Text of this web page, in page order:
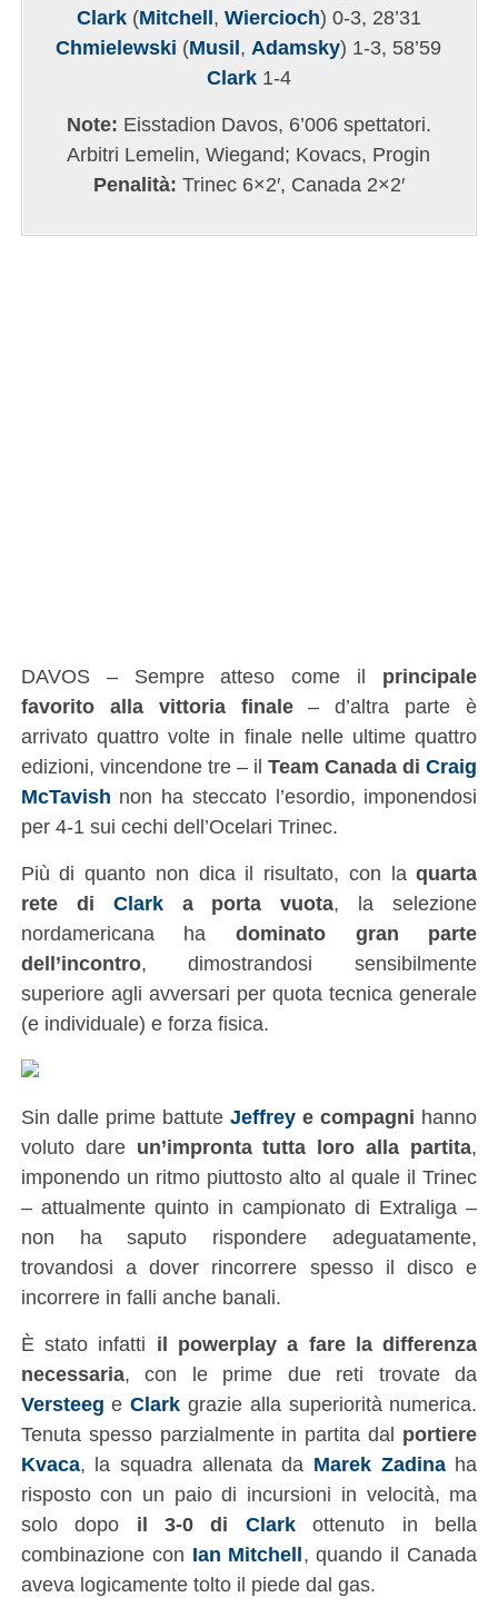
Clark(Mitchell, Wiercioch) 0-3, 28’31
Chmielewski (Musil, Adamsky) 1-3, 58’59
Clark1-4
Note: Eisstadion Davos, 6’006 spettatori.
Arbitri Lemelin, Wiegand; Kovacs, Progin
Penalità: Trinec 6×2′, Canada 2×2′
DAVOS – Sempre atteso come il principale
favorito alla vittoria finale– d’altra parte è
arrivato quattro volte in finale nelle ultime quattro
edizioni, vincendone tre – ilTeam Canada diCraig
McTavish non ha steccato l’esordio, imponendosi
per 4-1 sui cechi dell’Ocelari Trinec.
Più di quanto non dica il risultato, con laquarta
rete di Clarka porta vuota, la selezione
nordamericana ha dominato gran parte
dell’incontro, dimostrandosi sensibilmente
superiore agli avversari per quota tecnica generale
(e individuale) e forza fisica.
Sin dalle prime battuteJeffrey e compagni hanno
voluto dare un’impronta tutta loro alla partita,
imponendo un ritmo piuttosto alto al quale il Trinec
– attualmente quinto in campionato di Extraliga –
non ha saputo rispondere adeguatamente,
trovandosi a dover rincorrere spesso il disco e
incorrere in falli anche banali.
È stato infatti il powerplay a fare la differenza
necessaria, con le prime due reti trovate da
Versteeg eClark grazie alla superiorità numerica.
Tenuta spesso parzialmente in partita dal portiere
Kvaca, la squadra allenata da Marek Zadinaha
risposto con un paio di incursioni in velocità, ma
solo dopo il 3-0 di Clarkottenuto in bella
combinazione con Ian Mitchell, quando il Canada
aveva logicamente tolto il piede dal gas.